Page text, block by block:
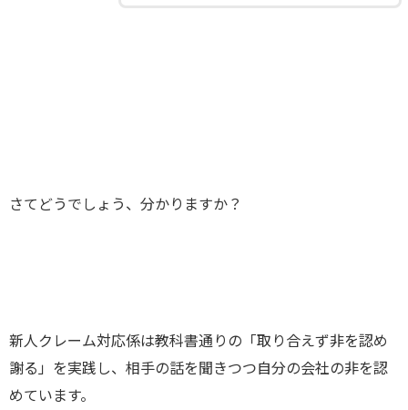
さてどうでしょう、分かりますか？
新人クレーム対応係は教科書通りの「取り合えず非を認め
謝る」を実践し、相手の話を聞きつつ自分の会社の非を認
めています。